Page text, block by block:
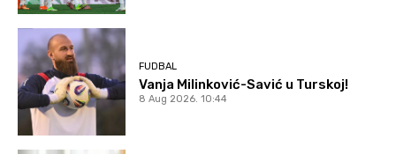
FUDBAL
Vanja Milinković-Savić u Turskoj!
8 Aug 2026. 10:44